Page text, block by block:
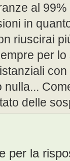
al
in
riuscirai
per
nulla...
delle
per la